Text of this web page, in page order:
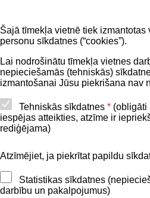
Šajā tīmekļa vietnē tiek
personu sīkdatnes (“cookies”).
Lai nodrošinātu tīmekļa vietnes
nepieciešamās (tehniskās)
izmantošanai Jūsu piekrišana nav
Tehniskās sīkdatnes * (obligāti
iespējas atteikties, atzīme ir
rediģējama)
Atzīmējiet, ja piekrītat papildu
Statistikas sīkdatnes
darbību un pakalpojumus)BIS atbalsta